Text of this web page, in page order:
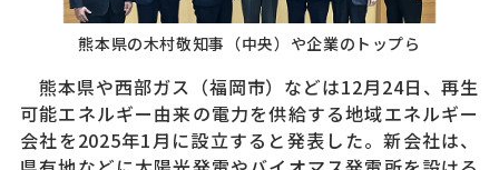
熊本県の木村敬知事（中央）や企業のトップら
熊本県や西部ガス（福岡市）などは12月24日、再生
可能エネルギー由来の電力を供給する地域エネルギー
会社を2025年1月に設立すると発表した。新会社は、